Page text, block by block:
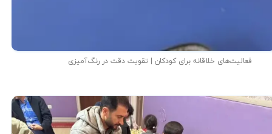
فعالیت‌های خلاقانه برای کودکان | تقویت دقت در رنگ‌آمیزی